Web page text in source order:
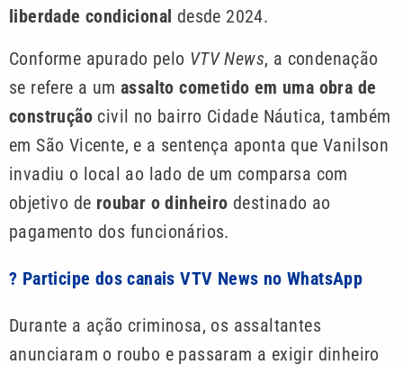
liberdade condicional desde 2024.
Conforme apurado pelo VTV News, a condenação
se refere a umassalto cometido em uma obra de
construção civil no bairro Cidade Náutica, também
em São Vicente, e a sentença aponta que Vanilson
invadiu o local ao lado de um comparsa com
objetivo de roubar o dinheiro destinado ao
pagamento dos funcionários.
? Participe dos canais VTV News no WhatsApp
Durante a ação criminosa, os assaltantes
anunciaram o roubo e passaram a exigir dinheiro